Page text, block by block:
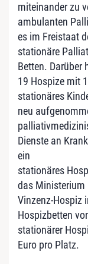
miteinander zu
ambulanten
es im Freistaat
stationäre
Betten. Darüber
19 Hospize mit
stationäres
neu
Dienste an
ein
stationäres
das Ministerium
Vinzenz-Hospiz
Hospizbetten
stationärer
Euro pro Platz.